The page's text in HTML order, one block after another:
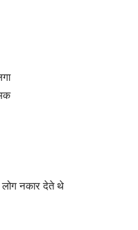
नकार देते थे